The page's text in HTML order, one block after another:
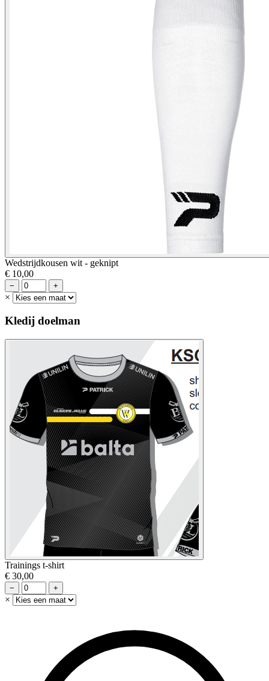
Wedstrijdkousen wit - geknipt
€ 10,00
− +
×
Kledij doelman
Trainings t-shirt
€ 30,00
− +
×